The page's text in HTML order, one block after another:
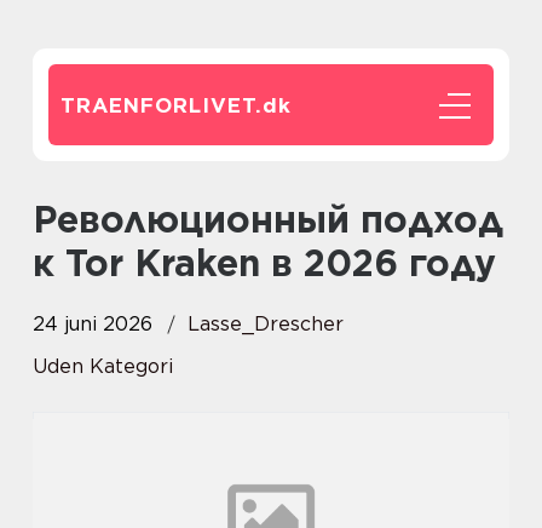
TRAENFORLIVET.dk
Революционный подход
к Tor Kraken в 2026 году
24 juni 2026
Lasse_Drescher
Uden Kategori